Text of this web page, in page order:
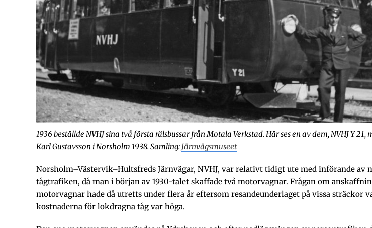
1936 beställde NVHJ sina två första rälsbussar från Motala Verkstad. Här ses en av dem, NVHJ Y 21,
Karl Gustavsson i Norsholm 1938. Samling: Järnvägsmuseet
Norsholm–Västervik–Hultsfreds Järnvägar, NVHJ, var relativt tidigt ute med införande av
tågtrafiken, då man i början av 1930-talet skaffade två motorvagnar. Frågan om
motorvagnar hade då utretts under flera år eftersom resandeunderlaget på vissa sträckor
kostnaderna för lokdragna tåg var höga.